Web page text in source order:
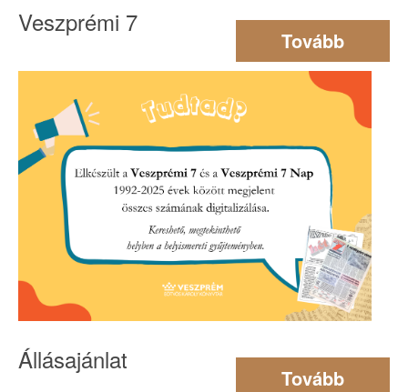
Tovább
Veszprémi 7
Tovább
Állásajánlat